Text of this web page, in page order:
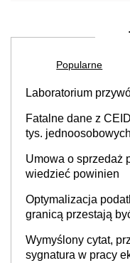
Popularne
Laboratorium
Fatalne dane z
tys.
Umowa o sprzedaż
wiedzieć powinien
Optymalizacja
granicą przestają
Wymyślony cytat,
sygnatura w pracy